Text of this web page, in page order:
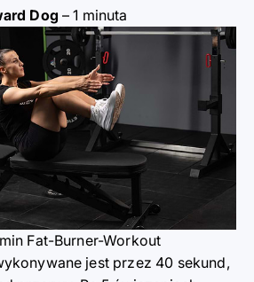
Dog – 1 minuta
Fat-Burner-Workout
jest przez 40 sekund,